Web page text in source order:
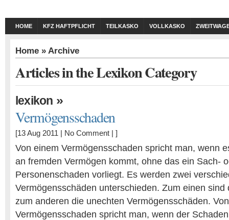
HOME KFZ HAFTPFLICHT TEILKASKO VOLLKASKO
Home » Archive
Articles in the Lexikon Category
lexikon »
Vermögensschaden
[13 Aug 2011 | No Comment | ]
Von einem Vermögensschaden spricht man, wenn
an fremden Vermögen kommt, ohne das ein Sach-
Personenschaden vorliegt. Es werden zwei
Vermögensschäden unterschieden. Zum einen sind
zum anderen die unechten Vermögensschäden.
Vermögensschaden spricht man, wenn der